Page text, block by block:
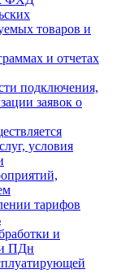
товаров и
и отчетах
подключения,
заявок о
условия
тарифов
и
ПДн